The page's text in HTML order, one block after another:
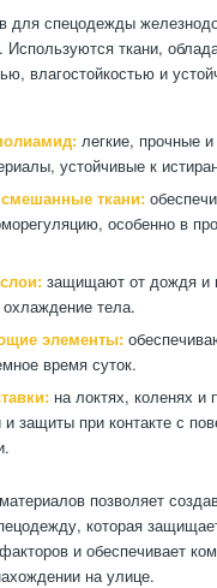
для спецодежды
Используются ткани,
влагостойкостью и
легкие, прочные
устойчивые к
ткани:
особенно в
защищают от дождя и
тела.
элементы:
время суток.
на локтях, коленях и
и защиты при контакте с
позволяет
которая
и обеспечивает
на улице.